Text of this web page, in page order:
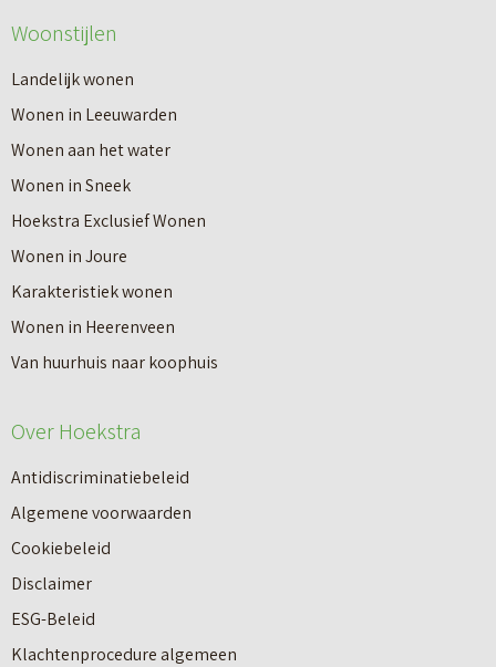
Woonstijlen
Landelijk wonen
Wonen in Leeuwarden
Wonen aan het water
Wonen in Sneek
Hoekstra Exclusief Wonen
Wonen in Joure
Karakteristiek wonen
Wonen in Heerenveen
Van huurhuis naar koophuis
Over Hoekstra
Antidiscriminatiebeleid
Algemene voorwaarden
Cookiebeleid
Disclaimer
ESG-Beleid
Klachtenprocedure algemeen